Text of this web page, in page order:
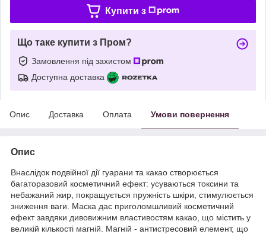
Купити з
Що таке купити з Пром?
Замовлення під захистом
Доступна доставка
Опис Доставка Оплата Умови повернення
Опис
Внаслідок подвійної дії гуарани та какао створюється
багаторазовий косметичний ефект: усуваються токсини та
небажаний жир, покращується пружність шкіри, стимулюється
зниження ваги. Маска дає приголомшливий косметичний
ефект завдяки дивовижним властивостям какао, що містить у
великій кількості магній. Магній - антистресовий елемент, що